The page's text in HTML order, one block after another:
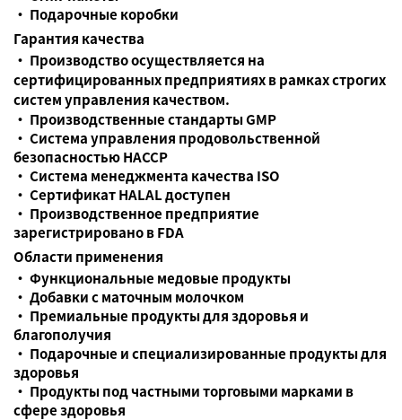
• Подарочные коробки
Гарантия качества
• Производство осуществляется на
сертифицированных предприятиях в рамках строгих
систем управления качеством.
• Производственные стандарты GMP
• Система управления продовольственной
безопасностью HACCP
• Система менеджмента качества ISO
• Сертификат HALAL доступен
• Производственное предприятие
зарегистрировано в FDA
Области применения
• Функциональные медовые продукты
• Добавки с маточным молочком
• Премиальные продукты для здоровья и
благополучия
• Подарочные и специализированные продукты для
здоровья
• Продукты под частными торговыми марками в
сфере здоровья